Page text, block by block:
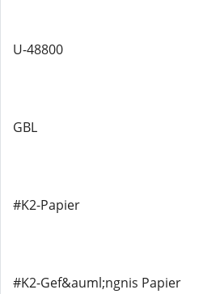
U-48800
GBL
#K2-Papier
#K2-Gef&auml;ngnis Papier